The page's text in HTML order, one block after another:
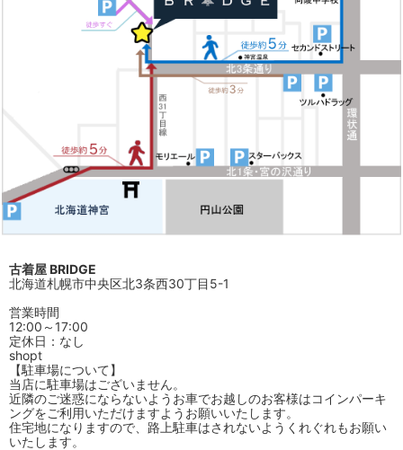
古着屋 BRIDGE
北海道札幌市中央区北3条西30丁目5-1
営業時間
12:00～17:00
定休日：なし
shopt
【駐車場について】
当店に駐車場はございません。
近隣のご迷惑にならないようお車でお越しのお客様はコインパーキ
ングをご利用いただけますようお願いいたします。
住宅地になりますので、路上駐車はされないようくれぐれもお願い
いたします。